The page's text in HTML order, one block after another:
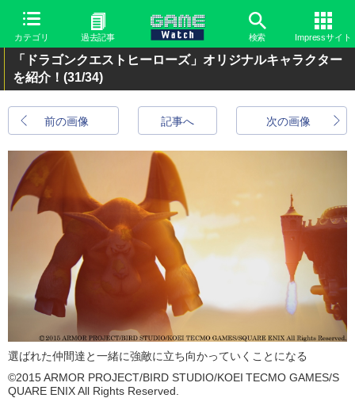
カテゴリ 過去記事 検索 Impressサイト
「ドラゴンクエストヒーローズ」オリジナルキャラクター
を紹介！ (31/34)
前の画像 次の画像
記事へ
選ばれた仲間達と一緒に強敵に立ち向かっていくことになる
©2015 ARMOR PROJECT/BIRD STUDIO/KOEI TECMO GAMES/S
QUARE ENIX All Rights Reserved.